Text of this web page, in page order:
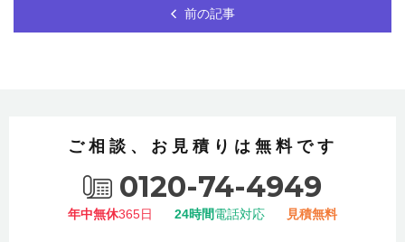
前の記事
ご相談、お見積りは無料です
0120-74-4949
年中無休365日 24時間電話対応 見積無料